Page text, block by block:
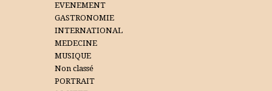
EVENEMENT
GASTRONOMIE
INTERNATIONAL
MEDECINE
MUSIQUE
Non classé
PORTRAIT